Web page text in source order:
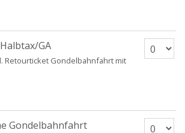
GA
Retourticket Gondelbahnfahrt mit
Anzahl
Gondelbahnfahrt Anzahl